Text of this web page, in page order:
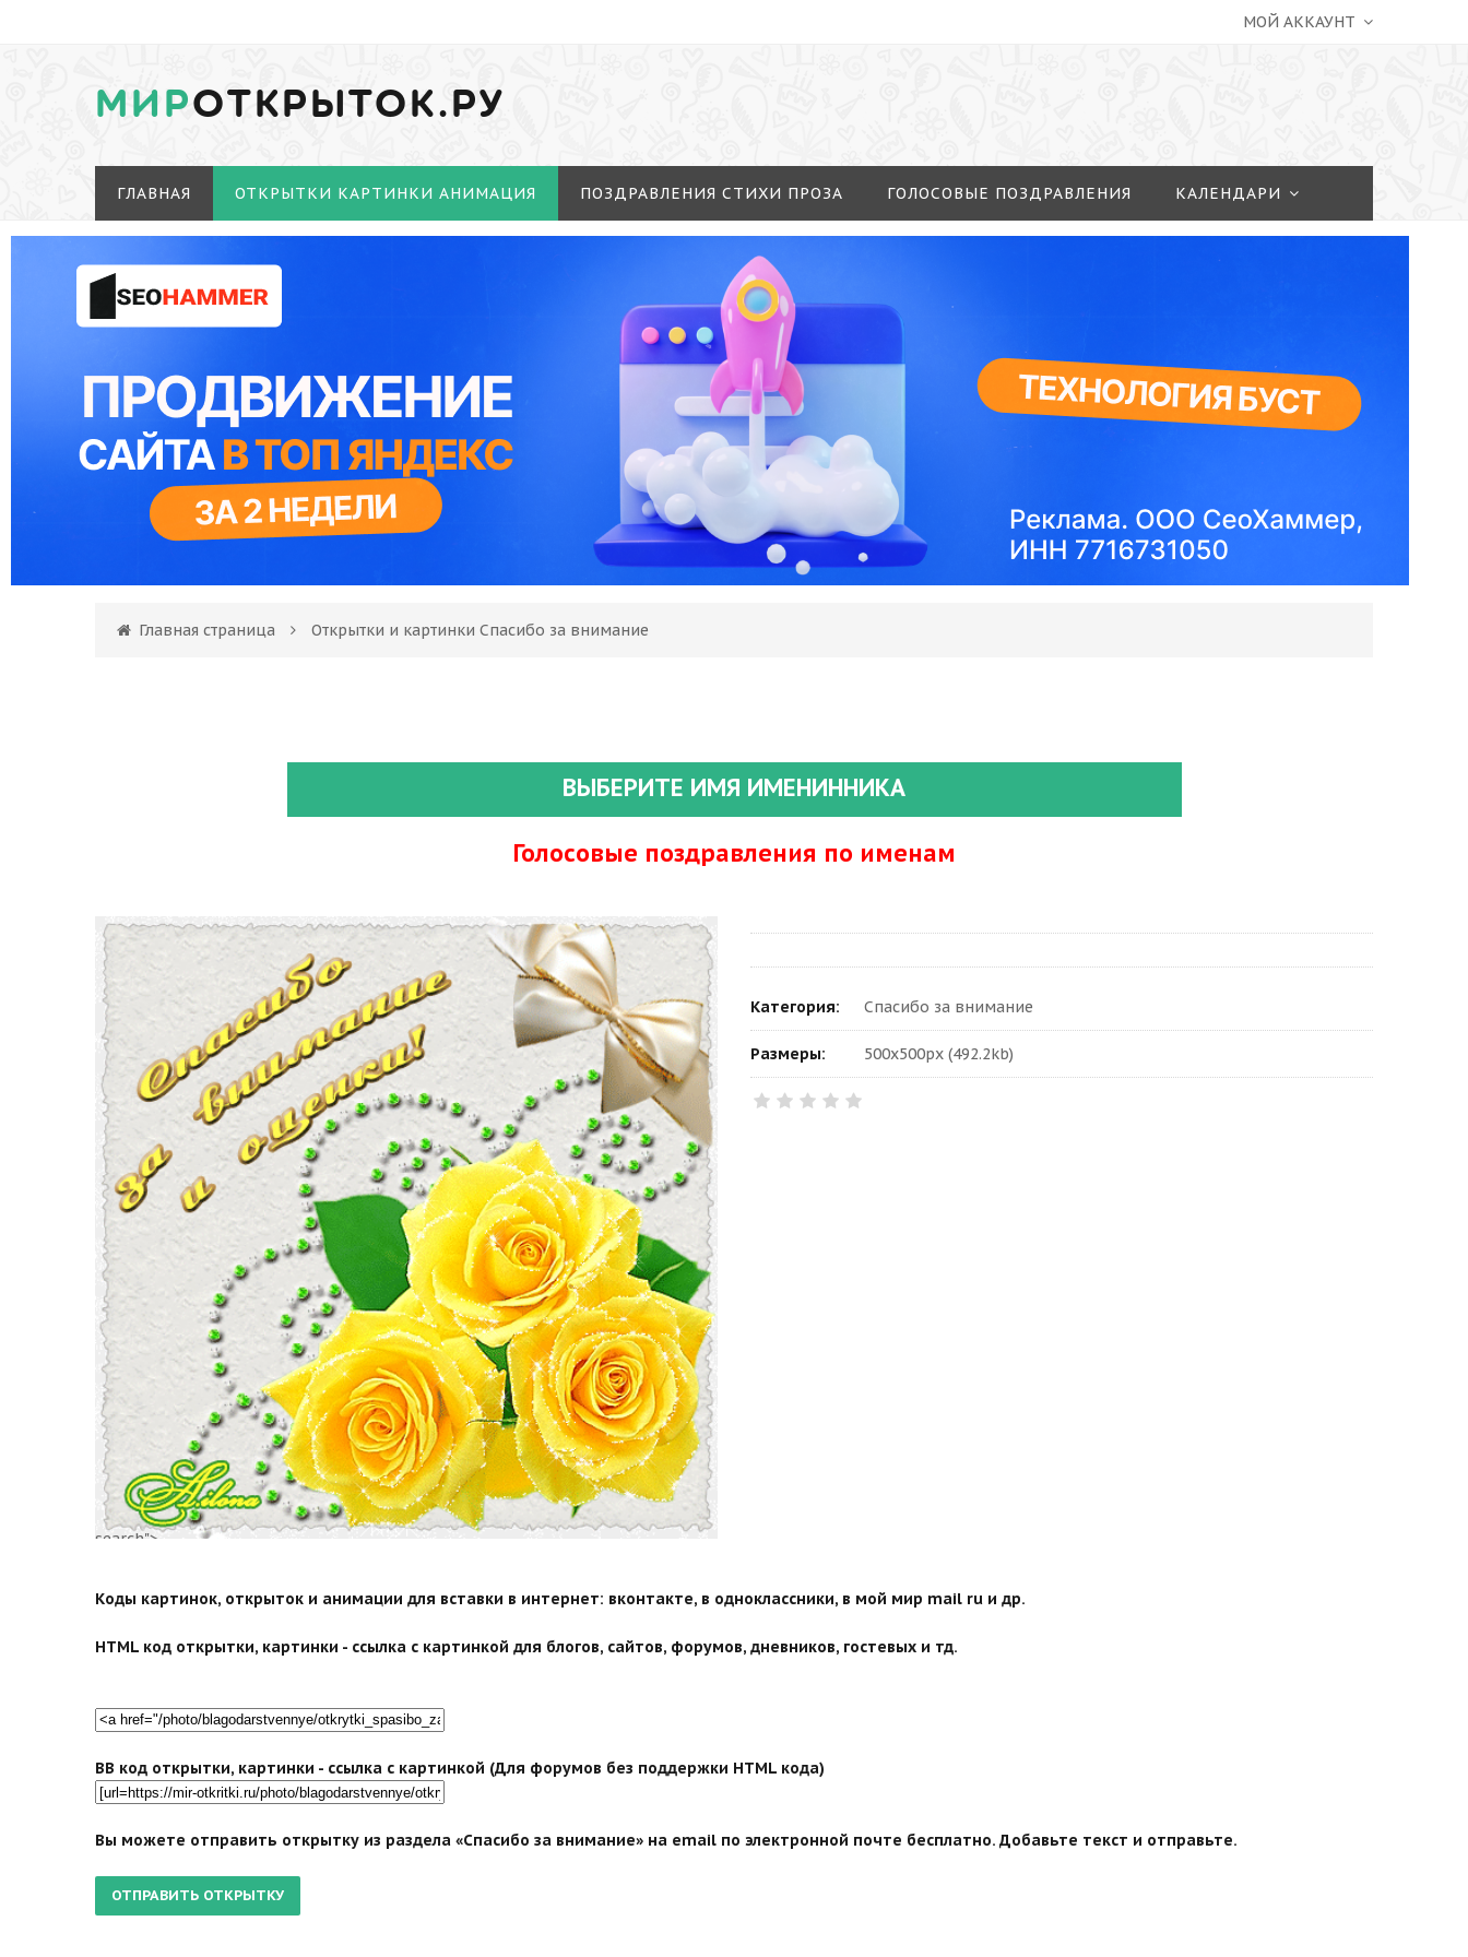
МОЙ АККАУНТ
МИРОТКРЫТОК.РУ
ГЛАВНАЯ ОТКРЫТКИ КАРТИНКИ АНИМАЦИЯ ПОЗДРАВЛЕНИЯ СТИХИ ПРОЗА ГОЛОСОВЫЕ ПОЗДРАВЛЕНИЯ КАЛЕНДАРИ
Главная страница Открытки и картинки Спасибо за внимание
ВЫБЕРИТЕ ИМЯ ИМЕНИННИКА
Голосовые поздравления по именам
search">
Категория: Спасибо за внимание
Размеры: 500x500px (492.2kb)
Коды картинок, открыток и анимации для вставки в интернет: вконтакте, в одноклассники, в мой мир mail ru и др.
HTML код открытки, картинки - ссылка с картинкой для блогов, сайтов, форумов, дневников, гостевых и тд.
BB код открытки, картинки - ссылка с картинкой (Для форумов без поддержки HTML кода)
Вы можете отправить открытку из раздела «Спасибо за внимание» на email по электронной почте бесплатно. Добавьте текст и отправьте.